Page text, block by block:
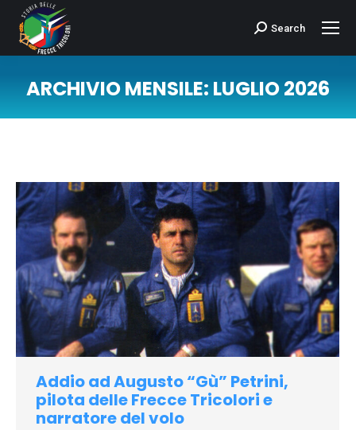
Cerca:Search
ARCHIVIO MENSILE:LUGLIO 2026
Addio ad Augusto “Gù” Petrini,
pilota delle Frecce Tricolori e
narratore del volo